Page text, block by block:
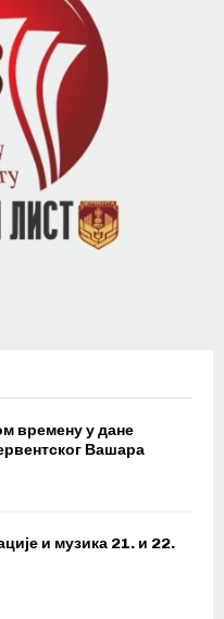
времену у дане
Вашара
и музика 21. и 22.